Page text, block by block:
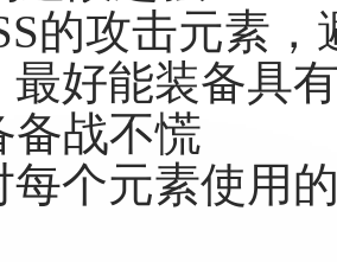
的攻击元素
最好能装备具
备战不慌
每个元素使用